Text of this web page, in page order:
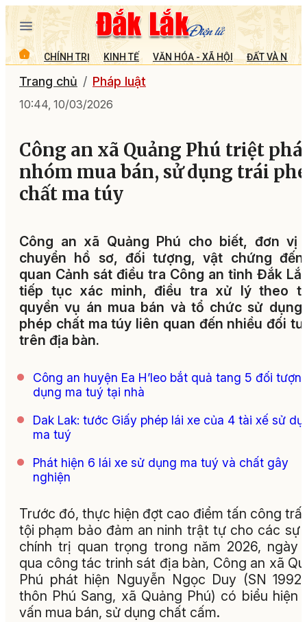
CHÍNH TRỊ KINH TẾ VĂN HÓA - XÃ HỘI ĐẤT VÀ
Trang chủ Pháp luật
10:44, 10/03/2026
Công an xã Quảng Phú triệt phá
nhóm mua bán, sử dụng trái
chất ma túy
Công an xã Quảng Phú cho biết, đơn vị
chuyển hồ sơ, đối tượng, vật chứng đến
quan Cảnh sát điều tra Công an tỉnh Đắk
tiếp tục xác minh, điều tra xử lý theo
quyền vụ án mua bán và tổ chức sử dụng
phép chất ma túy liên quan đến nhiều đối
trên địa bàn.
Công an huyện Ea H’leo bắt quả tang 5 đối
dụng ma tuý tại nhà
Dak Lak: tước Giấy phép lái xe của 4 tài xế sử
ma tuý
Phát hiện 6 lái xe sử dụng ma tuý và chất gây
nghiện
Trước đó, thực hiện đợt cao điểm tấn công
tội phạm bảo đảm an ninh trật tự cho các sự
chính trị quan trọng trong năm 2026, ngày
qua công tác trinh sát địa bàn, Công an xã
Phú phát hiện Nguyễn Ngọc Duy (SN
thôn Phú Sang, xã Quảng Phú) có biểu hiện
vấn mua bán, sử dụng chất cấm.